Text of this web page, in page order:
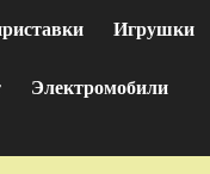
Игрушки
Электромобили